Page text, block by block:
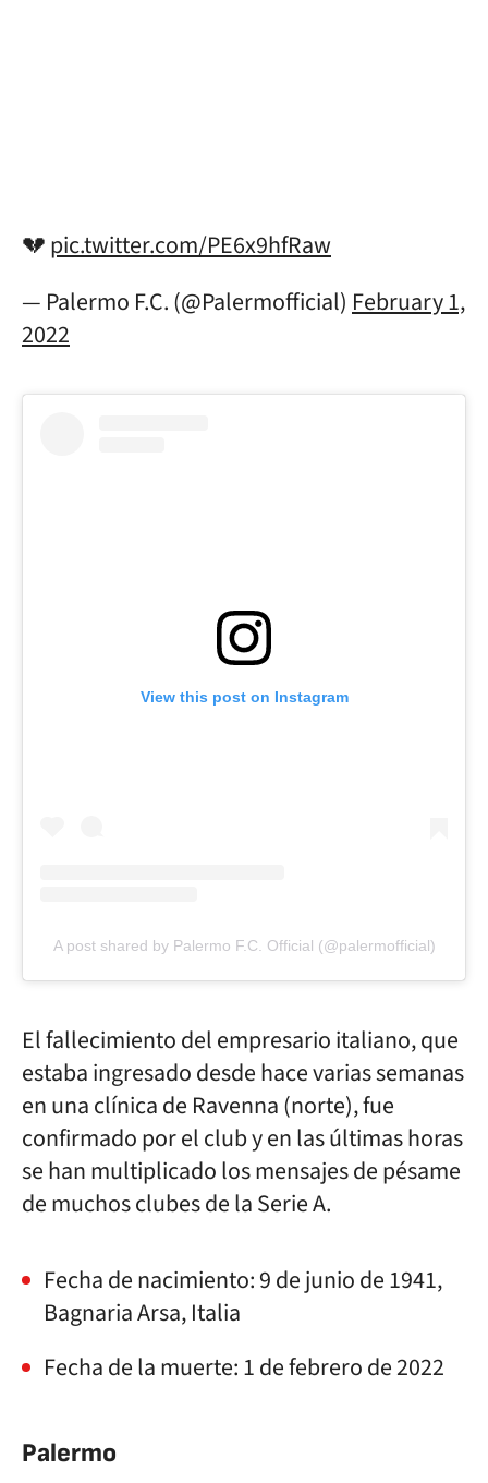
💔pic.twitter.com/PE6x9hfRaw
— Palermo F.C. (@Palermofficial) February 1,
2022
View this post on Instagram
A post shared by Palermo F.C. Official (@palermofficial)
El fallecimiento del empresario italiano, que
estaba ingresado desde hace varias semanas
en una clínica de Ravenna (norte), fue
confirmado por el club y en las últimas horas
se han multiplicado los mensajes de pésame
de muchos clubes de la Serie A.
Fecha de nacimiento: 9 de junio de 1941,
Bagnaria Arsa, Italia
Fecha de la muerte: 1 de febrero de 2022
Palermo